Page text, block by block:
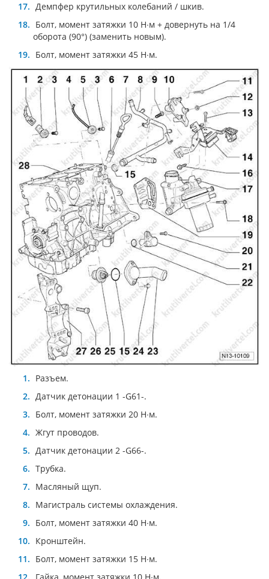
Демпфер крутильных колебаний / шкив.
Болт, момент затяжки 10 Н∙м + довернуть на 1/4
оборота (90°) (заменить новым).
Болт, момент затяжки 45 Н∙м.
Разъем.
Датчик детонации 1 -G61-.
Болт, момент затяжки 20 Н∙м.
Жгут проводов.
Датчик детонации 2 -G66-.
Трубка.
Масляный щуп.
Магистраль системы охлаждения.
Болт, момент затяжки 40 Н∙м.
Кронштейн.
Болт, момент затяжки 15 Н∙м.